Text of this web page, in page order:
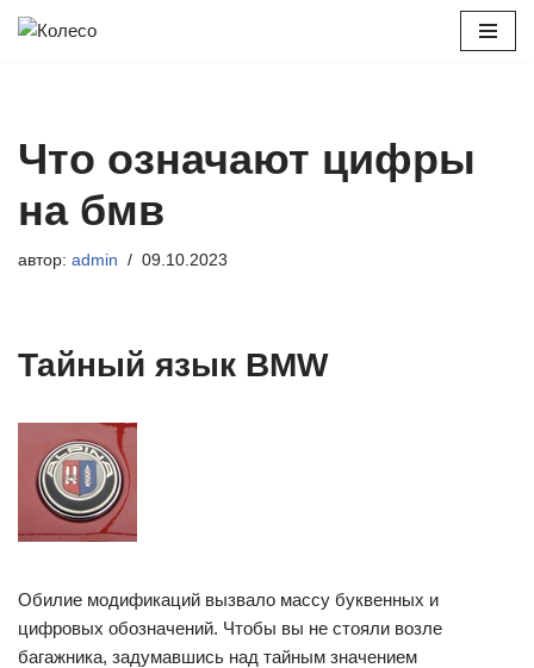
Что означают цифры
на бмв
автор: admin 09.10.2023
Тайный язык BMW
Обилие модификаций вызвало массу буквенных и
цифровых обозначений. Чтобы вы не стояли возле
багажника, задумавшись над тайным значением